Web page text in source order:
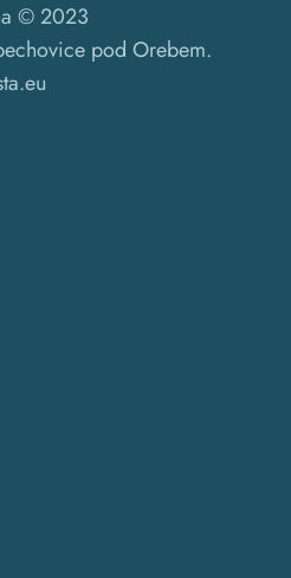
© 2023
pod Orebem.